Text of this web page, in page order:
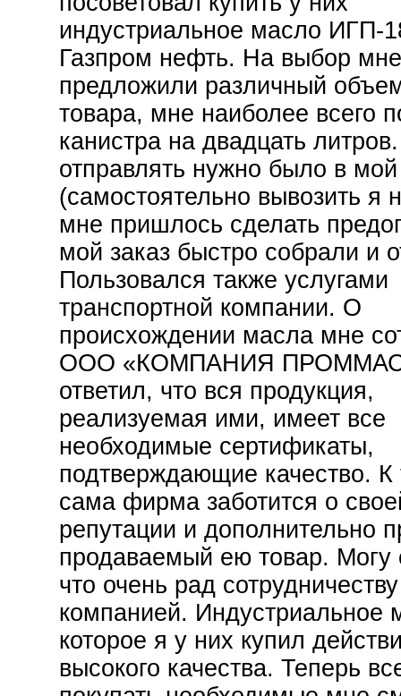
индустриальное масло ИГП-
Газпром нефть. На выбор мне
предложили различный
товара, мне наиболее всего
канистра на двадцать
отправлять нужно было в мой
(самостоятельно вывозить я
мне пришлось сделать
мой заказ быстро собрали и
Пользовался также услугами
транспортной компании. О
происхождении масла мне
ООО «КОМПАНИЯ
ответил, что вся продукция,
реализуемая ими, имеет все
необходимые сертификаты,
подтверждающие качество.
сама фирма заботится о
репутации и дополнительно
продаваемый ею товар. Могу
что очень рад
компанией. Индустриальное
которое я у них купил
высокого качества. Теперь